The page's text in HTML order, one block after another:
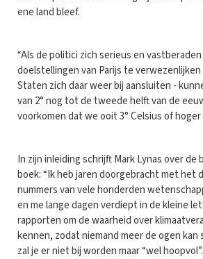
ene land bleef.
“Als de politici zich serieus en
doelstellingen van Parijs te
Staten zich daar weer bij aansluiten -
van 2° nog tot de tweede helft van de
voorkomen dat we ooit 3° Celsius of hoger
In zijn inleiding schrijft Mark Lynas over de
boek: “Ik heb jaren doorgebracht met het
nummers van vele honderden
en me lange dagen verdiept in de kleine
rapporten om de waarheid over
kennen, zodat niemand meer de ogen
zal je er niet bij worden maar “wel hoopvol”.